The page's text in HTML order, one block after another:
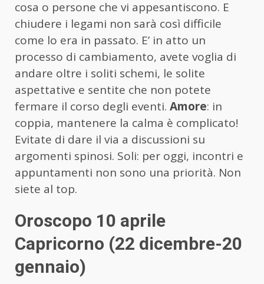
cosa o persone che vi appesantiscono. E
chiudere i legami non sarà così difficile
come lo era in passato. E’ in atto un
processo di cambiamento, avete voglia di
andare oltre i soliti schemi, le solite
aspettative e sentite che non potete
fermare il corso degli eventi. Amore: in
coppia, mantenere la calma è complicato!
Evitate di dare il via a discussioni su
argomenti spinosi. Soli: per oggi, incontri e
appuntamenti non sono una priorità. Non
siete al top.
Oroscopo 10 aprile
Capricorno (22 dicembre-20
gennaio)